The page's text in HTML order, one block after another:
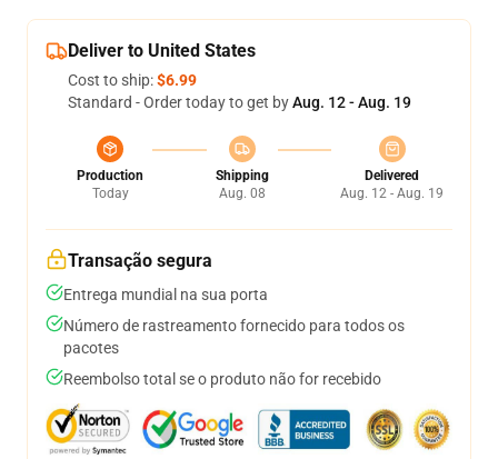
Deliver to United States
Cost to ship:$6.99
Standard - Order today to get byAug. 12 - Aug. 19
Production
Today
Shipping
Aug. 08
Delivered
Aug. 12 - Aug. 19
Transação segura
Entrega mundial na sua porta
Número de rastreamento fornecido para todos os
pacotes
Reembolso total se o produto não for recebido